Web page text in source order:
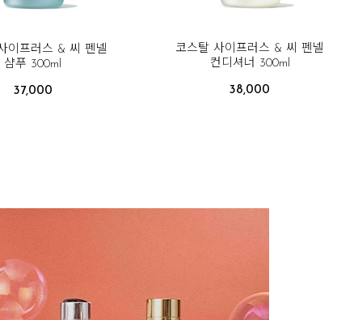
이프러스 & 씨 펜넬
샴푸 300ml
37,000
코스탈 사이프러스 & 씨 펜넬
컨디셔너 300ml
38,000